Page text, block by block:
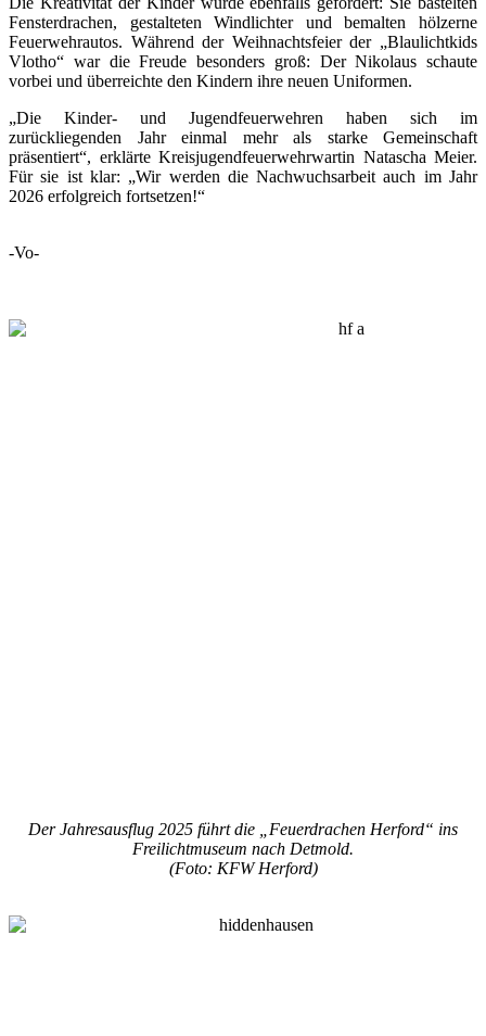
Fensterdrachen, gestalteten Windlichter und bemalten hölzerne
Feuerwehrautos. Während der Weihnachtsfeier der „Blaulichtkids
Vlotho“ war die Freude besonders groß: Der Nikolaus schaute
vorbei und überreichte den Kindern ihre neuen Uniformen.
„Die Kinder- und Jugendfeuerwehren haben sich im
zurückliegenden Jahr einmal mehr als starke Gemeinschaft
präsentiert“, erklärte Kreisjugendfeuerwehrwartin Natascha Meier.
Für sie ist klar: „Wir werden die Nachwuchsarbeit auch im Jahr
2026 erfolgreich fortsetzen!“
-Vo-
Der Jahresausflug 2025 führt die „Feuerdrachen Herford“ ins
Freilichtmuseum nach Detmold.
(Foto: KFW Herford)